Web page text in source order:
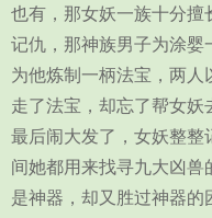
也有，那女妖一族十分擅
记仇，那神族男子为涂婴
为他炼制一柄法宝，两人
走了法宝，却忘了帮女妖
最后闹大发了，女妖整整
间她都用来找寻九大凶兽
是神器，却又胜过神器的